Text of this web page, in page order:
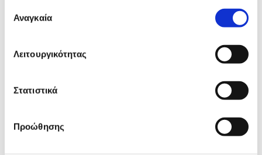
συγκατάθεσης
Αναγκαία
Λειτουργικότητας
Στατιστικά
Προώθησης
προϊόν με εσένα!